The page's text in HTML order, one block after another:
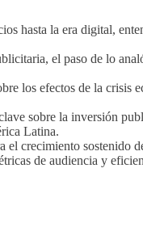
hasta la era digital,
el paso de lo
los efectos de la crisis
sobre la inversión
Latina.
el crecimiento sostenido
de audiencia y